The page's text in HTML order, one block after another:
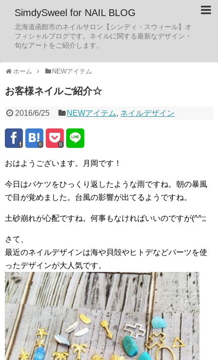
SimdySweel for NAIL BLOG
北海道函館市のネイルサロン【シンディ・スウィール】オ
フィシャルブログです。ネイルに関する最新なデザイン・
旬なアートをご紹介します。
ホーム NEWアイテム
お客様ネイルご紹介☆
2016/6/25 NEWアイテム, ネイルデザイン
0 0
おはようございます。月岡です！
今日はバケツをひっくり返したような雨ですね。朝の暴風
で目が覚めました。台風の影響が出てるようですね。
土砂崩れが心配ですね。何事もなければいいのですが(^^;;
さて、
最近のネイルデザインは海や貝殻やヒトデなどパーツを使
ったデザインが大人気です。